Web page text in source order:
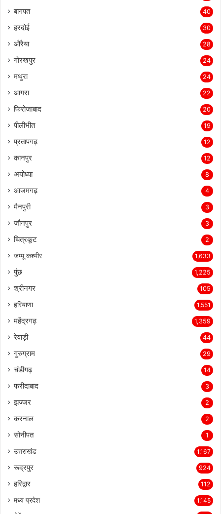
बागपत 40
हरदोई 30
औरैया 28
गोरखपुर 24
मथुरा 24
आगरा 22
फिरोजाबाद 20
पीलीभीत 19
प्रतापगढ़ 12
कानपुर 12
अयोध्या 8
आजमगढ़ 4
मैनपुरी 3
जौनपुर 3
चित्रकूट 2
जम्मू कश्मीर 1,633
पुंछ 1,225
श्रीनगर 105
हरियाणा 1,551
महेंद्रगढ़ 1,359
रेवाड़ी 44
गुरुग्राम 29
चंडीगढ़ 14
फरीदाबाद 3
झज्जर 2
करनाल 2
सोनीपत 1
उत्तराखंड 1,167
रूद्रपुर 924
हरिद्वार 112
मध्य प्रदेश 1,145